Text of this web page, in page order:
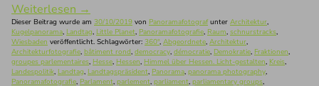
Weiterlesen →
Dieser Beitrag wurde am 30/10/2019 von Panoramafotografunter Architektur,
Kugelpanorama, Landtag, Little Planet, Panoramafotografie, Raum, schnurstracks,
Wiesbaden veröffentlicht. Schlagwörter: 360°, Abgeordnete, Architektur,
Architekturfotografie, bâtiment rond, democracy, démocratie, Demokratie, Fraktionen,
groupes parlementaires, Hesse, Hessen, Himmel über Hessen. Licht-gestalten, Kreis,
Landespolitik, Landtag, Landtagspräsident, Panorama, panorama photography,
Panoramafotografie, Parlament, parlement, parliament, parliamentary groups,